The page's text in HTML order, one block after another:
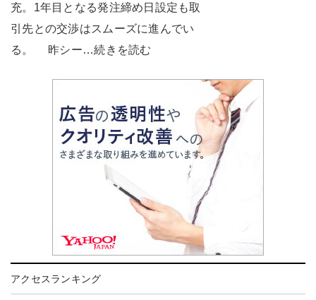
充。1年目となる発注締め日設定も取
引先との交渉はスムーズに進んでい
る。 昨シー…続きを読む
アクセスランキング